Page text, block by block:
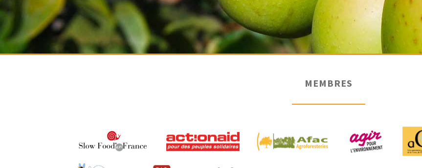
MEMBRES